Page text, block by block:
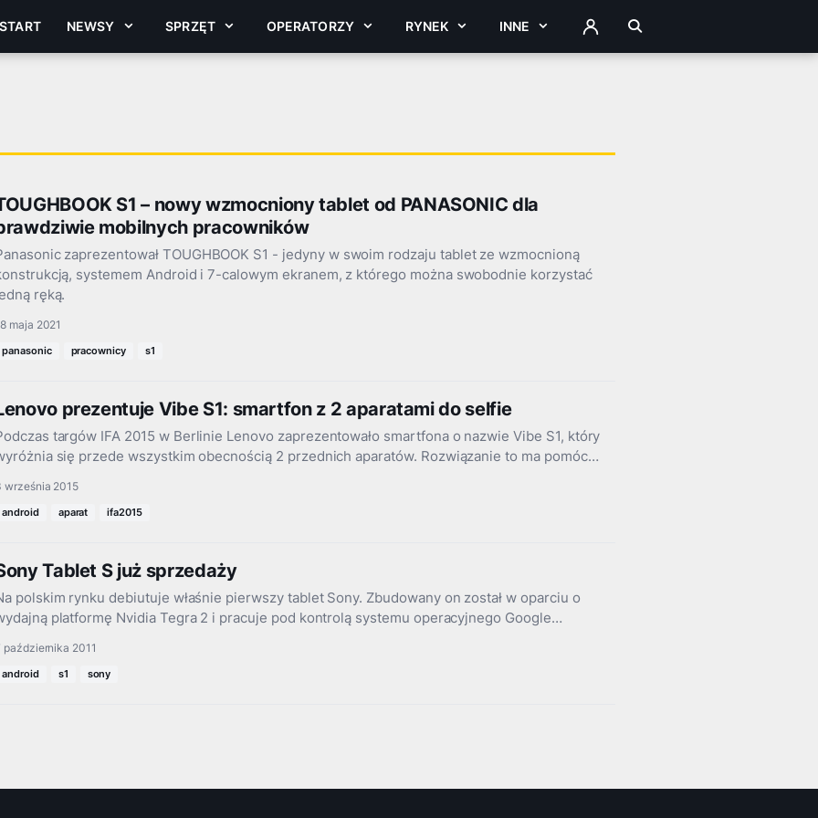
START NEWSY SPRZĘT OPERATORZY RYNEK INNE ZALOGUJ
S1 – nowy wzmocniony tablet od PANASONIC dla
mobilnych pracowników
zaprezentował TOUGHBOOK S1 - jedyny w swoim rodzaju tablet ze wzmocnioną
systemem Android i 7-calowym ekranem, z którego można swobodnie korzystać
ręką.
maja 2021
panasonic pracownicy s1
prezentuje Vibe S1: smartfon z 2 aparatami do selfie
targów IFA 2015 w Berlinie Lenovo zaprezentowało smartfona o nazwie Vibe S1, który
się przede wszystkim obecnością 2 przednich aparatów. Rozwiązanie to ma pomóc…
września 2015
android aparat ifa2015
Tablet S już sprzedaży
polskim rynku debiutuje właśnie pierwszy tablet Sony. Zbudowany on został w oparciu o
platformę Nvidia Tegra 2 i pracuje pod kontrolą systemu operacyjnego Google…
października 2011
android s1 sony